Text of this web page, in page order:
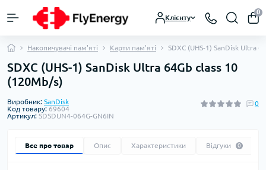
Клієнту
0
Накопичувачі пам'яті Карти пам'яті SDXC (UHS-1) SanDisk Ultra
SDXC (UHS-1) SanDisk Ultra 64Gb class 10
(120Mb/s)
Виробник: SanDisk
Код товару: 69604
Артикул: SDSDUN4-064G-GN6IN
0
Все про товар Опис Характеристики Відгуки 0